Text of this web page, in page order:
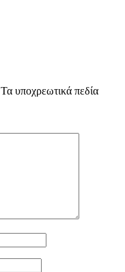
Τα υποχρεωτικά πεδία